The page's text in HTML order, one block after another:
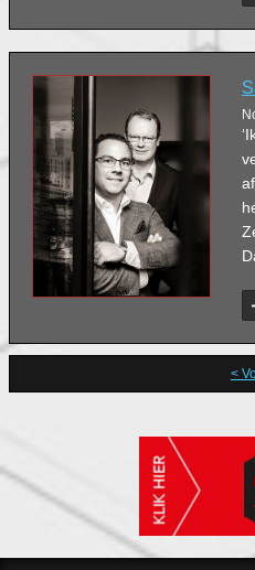
<